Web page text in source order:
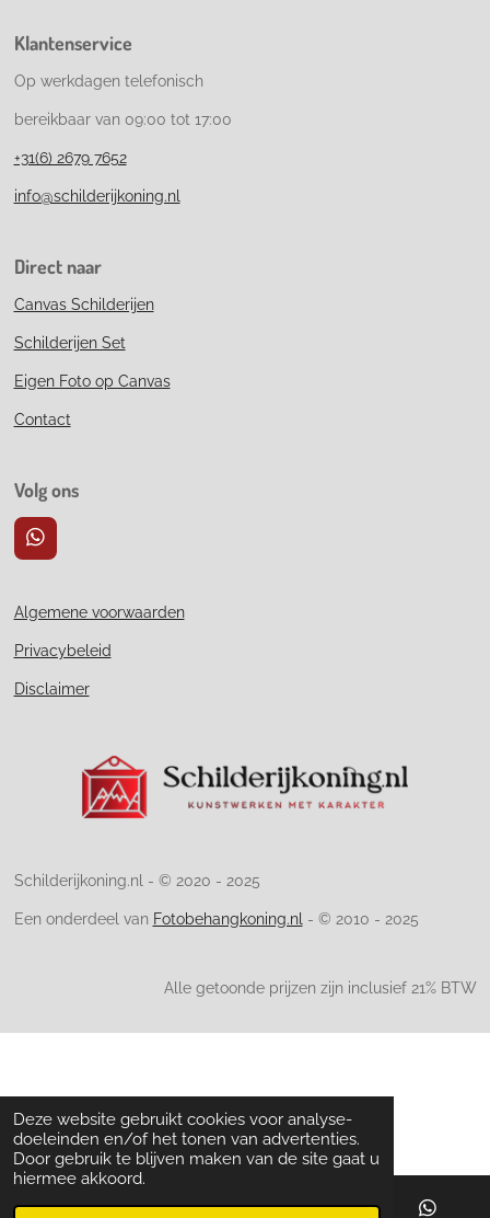
Deze website gebruikt cookies voor analyse-
doeleinden en/of het tonen van advertenties.
Door gebruik te blijven maken van de site gaat u
hiermee akkoord.
Klantenservice
Op werkdagen telefonisch
bereikbaar van 09:00 tot 17:00
+31(6) 2679 7652
info@schilderijkoning.nl
Direct naar
Canvas Schilderijen
Schilderijen Set
Eigen Foto op Canvas
Contact
Volg ons
W
h
t
s
A
p
p
Algemene voorwaarden
Privacybeleid
Disclaimer
Schilderijkoning.nl - © 2020 - 2025
Een onderdeel van Fotobehangkoning.nl - © 2010 - 2025
Alle getoonde prijzen zijn inclusief 21% BTW